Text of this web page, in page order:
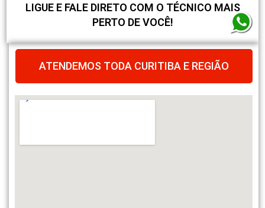
LIGUE E FALE DIRETO COM O TÉCNICO MAIS
PERTO DE VOCÊ!
ATENDEMOS TODA CURITIBA E REGIÃO